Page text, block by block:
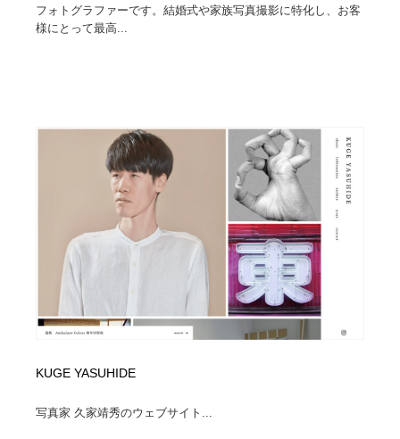
フォトグラファーです。結婚式や家族写真撮影に特化し、お客
様にとって最高...
KUGE YASUHIDE
写真家 久家靖秀のウェブサイト...